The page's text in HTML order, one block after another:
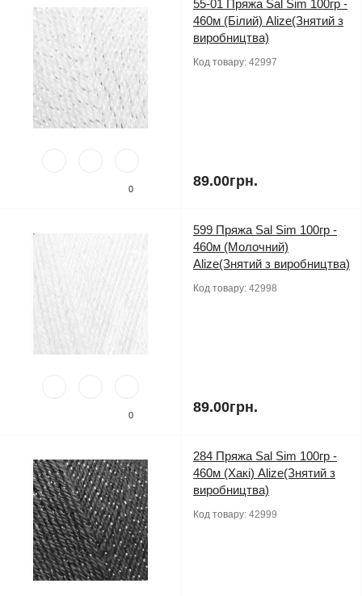
0
55-01 Пряжа Sal Sim 100гр -
460м (Білий) Alize(Знятий з
виробництва)
Код товару: 42997
89.00грн.
0
599 Пряжа Sal Sim 100гр -
460м (Молочний)
Alize(Знятий з виробництва)
Код товару: 42998
89.00грн.
284 Пряжа Sal Sim 100гр -
460м (Хакі) Alize(Знятий з
виробництва)
Код товару: 42999